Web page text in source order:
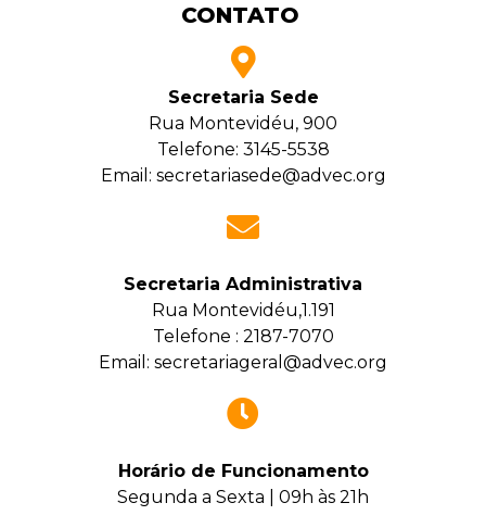
CONTATO
Secretaria Sede
Rua Montevidéu, 900
Telefone: 3145-5538
Email: secretariasede@advec.org
Secretaria Administrativa
Rua Montevidéu,1.191
Telefone : 2187-7070
Email: secretariageral@advec.org
Horário de Funcionamento
Segunda a Sexta | 09h às 21h